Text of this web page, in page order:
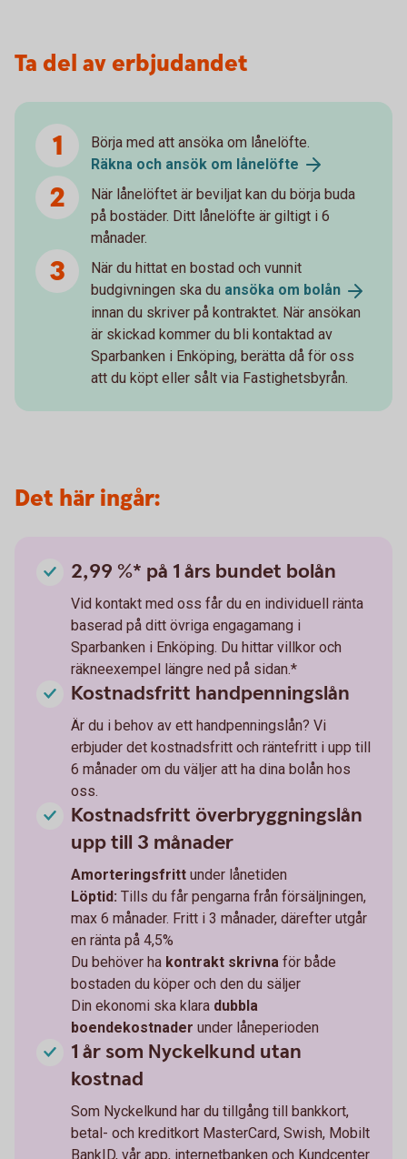
Ta del av erbjudandet
Börja med att ansöka om lånelöfte.
Räkna och ansök om lånelöfte
När lånelöftet är beviljat kan du börja buda
på bostäder. Ditt lånelöfte är giltigt i 6
månader.
När du hittat en bostad och vunnit
budgivningen ska du ansöka om bolån
innan du skriver på kontraktet. När ansökan
är skickad kommer du bli kontaktad av
Sparbanken i Enköping, berätta då för oss
att du köpt eller sålt via Fastighetsbyrån.
Det här ingår:
2,99 %* på 1 års bundet bolån
Vid kontakt med oss får du en individuell ränta
baserad på ditt övriga engagamang i
Sparbanken i Enköping. Du hittar villkor och
räkneexempel längre ned på sidan.*
Kostnadsfritt handpenningslån
Är du i behov av ett handpenningslån? Vi
erbjuder det kostnadsfritt och räntefritt i upp till
6 månader om du väljer att ha dina bolån hos
oss.
Kostnadsfritt överbryggningslån
upp till 3 månader
Amorteringsfritt under lånetiden
Löptid: Tills du får pengarna från försäljningen,
max 6 månader. Fritt i 3 månader, därefter utgår
en ränta på 4,5%
Du behöver ha kontrakt skrivna för både
bostaden du köper och den du säljer
Din ekonomi ska klara dubbla
boendekostnader under låneperioden
1 år som Nyckelkund utan
kostnad
Som Nyckelkund har du tillgång till bankkort,
betal- och kreditkort MasterCard, Swish, Mobilt
BankID, vår app, internetbanken och Kundcenter